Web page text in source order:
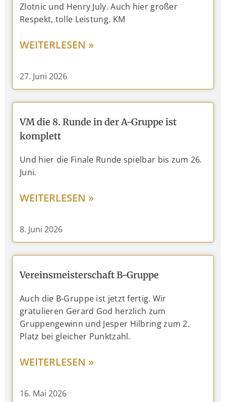
Zlotnic und Henry July. Auch hier großer
Respekt, tolle Leistung. KM
WEITERLESEN »
27. Juni 2026
VM die 8. Runde in der A-Gruppe ist
komplett
Und hier die Finale Runde spielbar bis zum 26.
Juni.
WEITERLESEN »
8. Juni 2026
Vereinsmeisterschaft B-Gruppe
Auch die B-Gruppe ist jetzt fertig. Wir
gratulieren Gerard God herzlich zum
Gruppengewinn und Jesper Hilbring zum 2.
Platz bei gleicher Punktzahl.
WEITERLESEN »
16. Mai 2026